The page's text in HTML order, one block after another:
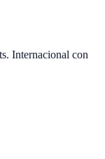
. Internacional con